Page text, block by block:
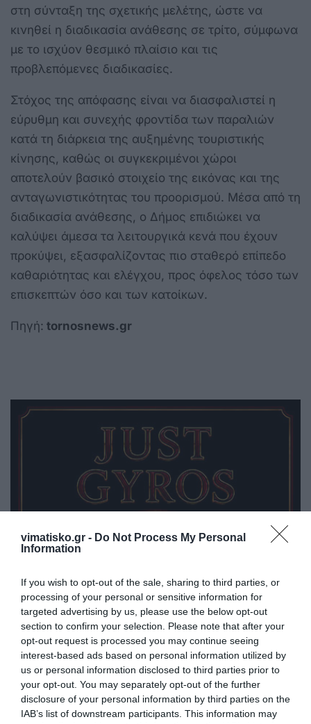
vimatisko.gr - Do Not Process My Personal
Information
If you wish to opt-out of the sale, sharing to third parties, or
processing of your personal or sensitive information for
targeted advertising by us, please use the below opt-out
section to confirm your selection. Please note that after your
opt-out request is processed you may continue seeing
interest-based ads based on personal information utilized by
us or personal information disclosed to third parties prior to
your opt-out. You may separately opt-out of the further
disclosure of your personal information by third parties on the
IAB’s list of downstream participants. This information may
στη σύνταξη της σχετικής μελέτης, ώστε να
κινηθεί η διαδικασία ανάθεσης σε τρίτο, σύμφωνα
με το ισχύον θεσμικό πλαίσιο και τις
προβλεπόμενες διαδικασίες.
Στόχος της απόφασης είναι να διασφαλιστεί η
εύρυθμη και συνεχής φροντίδα των παραλιών
κατά τη διάρκεια της αυξημένης τουριστικής
κίνησης, καθώς οι συγκεκριμένοι χώροι
αποτελούν βασικό στοιχείο της εικόνας και της
ανταγωνιστικότητας του προορισμού. Μέσα από τη
διαδικασία ανάθεσης, ο Δήμος επιδιώκει να
καλύψει άμεσα τα λειτουργικά κενά που έχουν
προκύψει, εξασφαλίζοντας πιο σταθερό επίπεδο
καθαριότητας και ελέγχου, προς όφελος τόσο των
επισκεπτών όσο και των κατοίκων.
Πηγή: tornosnews.gr